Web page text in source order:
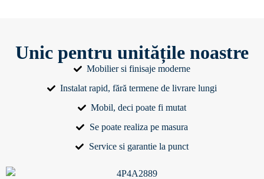
Unic pentru unitățile noastre
Mobilier si finisaje moderne
Instalat rapid, fără termene de livrare lungi
Mobil, deci poate fi mutat
Se poate realiza pe masura
Service si garantie la punct